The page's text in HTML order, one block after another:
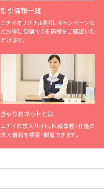
割引情報一覧
ニチイオリジナル割引、キャンペーンな
どお得に受講できる情報をご確認いた
だけます。
きゃりあネットとは
ニチイの求人サイト。医療事務・介護の
求人情報を検索・閲覧できます。